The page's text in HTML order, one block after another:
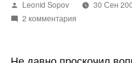
Написано
автором
Leonid Sopov
30 Сен
2 комментария